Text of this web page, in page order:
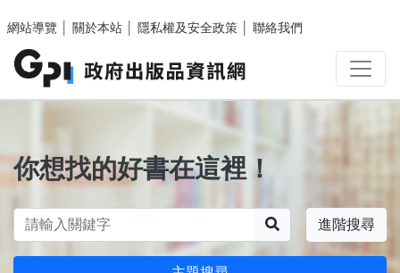
網站導覽
關於本站 隱私權及安全政策 聯絡我們
你想找的好書在這裡！
進階搜尋